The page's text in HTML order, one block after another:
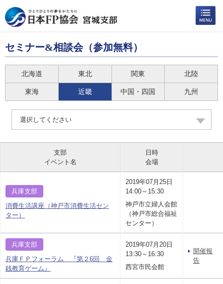
セミナー&相談会（参加無料）
北海道 東北 関東 北陸
東海 近畿 中国・四国 九州
選択してください
支部
イベント名
日時
会場
兵庫支部
消費生活講座（神戸市消費生活セン
ター）
2019年07月25日
14:00～15:30
神戸市立婦人会館
（神戸市総合福祉
センター）
兵庫支部
兵庫ＦＰフォーラム 『第２6回 金
銭教育ゲーム』
2019年07月20日
13:30～16:30
西宮市民会館
開催報
告